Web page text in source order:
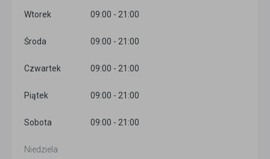
Wtorek 09:00 - 21:00
Środa 09:00 - 21:00
Czwartek 09:00 - 21:00
Piątek 09:00 - 21:00
Sobota 09:00 - 21:00
Niedziela